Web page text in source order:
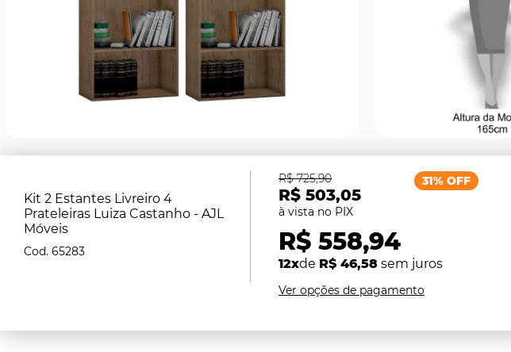
Kit 2 Estantes Livreiro 4
Prateleiras Luiza Castanho - AJL
Móveis
65283
R$ 503,05
R$ 725,90
R$ 558,94
12xde R$ 46,58 sem juros
31% OFF
Ver opções de pagamento